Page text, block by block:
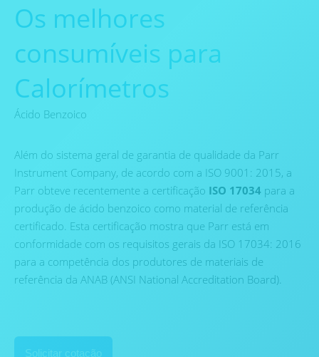
Os melhores
consumíveis para
Calorímetros
Ácido Benzoico
Além do sistema geral de garantia de qualidade da Parr
Instrument Company, de acordo com a ISO 9001: 2015, a
Parr obteve recentemente a certificação ISO 17034 para a
produção de ácido benzoico como material de referência
certificado. Esta certificação mostra que Parr está em
conformidade com os requisitos gerais da ISO 17034: 2016
para a competência dos produtores de materiais de
referência da ANAB (ANSI National Accreditation Board).
Solicitar cotação